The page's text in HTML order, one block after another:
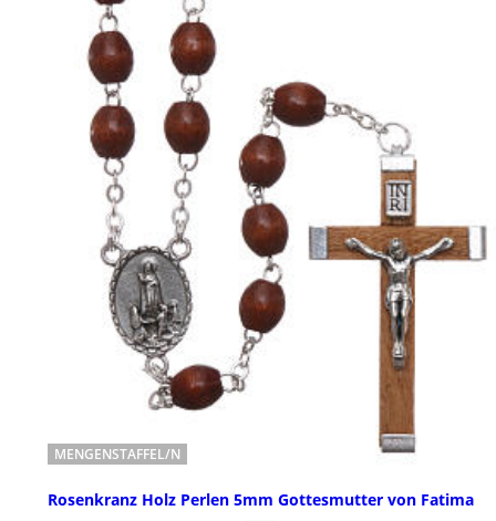
MENGENSTAFFEL/N
Rosenkranz Holz Perlen 5mm Gottesmutter von Fatima